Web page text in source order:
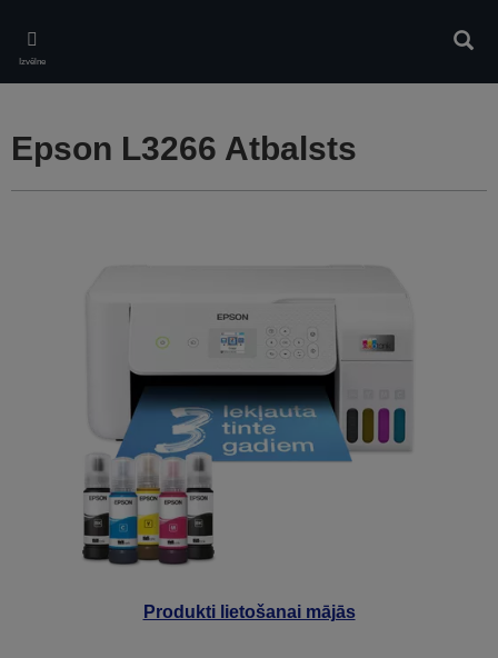
main
content
Izvēlne
Produkti lietošanai mājās
Epson L3266 Atbalsts